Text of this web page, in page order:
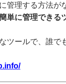
管理する方法が
単に管理できる
ツールで、誰で